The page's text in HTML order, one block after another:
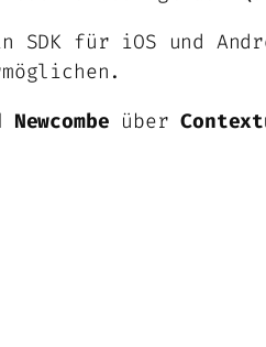
SDK für iOS und
über